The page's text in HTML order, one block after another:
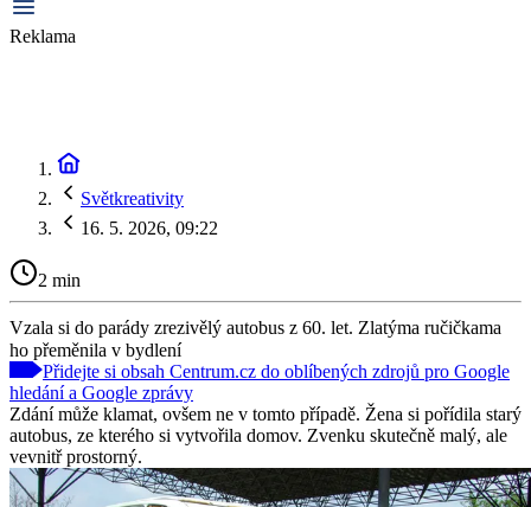
Reklama
Světkreativity
16. 5. 2026, 09:22
2 min
Vzala si do parády zrezivělý autobus z 60. let. Zlatýma ručičkama
ho přeměnila v bydlení
Přidejte si obsah Centrum.cz do oblíbených zdrojů pro Google
hledání a Google zprávy
Zdání může klamat, ovšem ne v tomto případě. Žena si pořídila starý
autobus, ze kterého si vytvořila domov. Zvenku skutečně malý, ale
vevnitř prostorný.